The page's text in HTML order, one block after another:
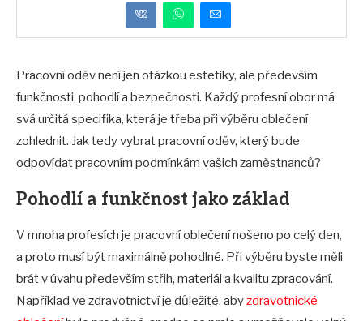
Pracovní oděv není jen otázkou estetiky, ale především
funkčnosti, pohodlí a bezpečnosti. Každý profesní obor má
svá určitá specifika, která je třeba při výběru oblečení
zohlednit. Jak tedy vybrat pracovní oděv, který bude
odpovídat pracovním podmínkám vašich zaměstnanců?
Pohodlí a funkčnost jako základ
V mnoha profesích je pracovní oblečení nošeno po celý den,
a proto musí být maximálně pohodlné. Při výběru byste měli
brát v úvahu především střih, materiál a kvalitu zpracování.
Například ve zdravotnictví je důležité, abyzdravotnické